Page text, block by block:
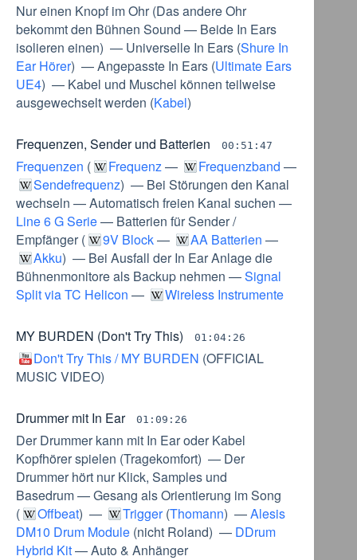
Nur einen Knopf im Ohr(Das andere Ohr
bekommt den Bühnen Sound — Beide In Ears
isolieren einen) — Universelle In Ears (Shure In
Ear Hörer) —Angepasste In Ears (Ultimate Ears
UE4) — Kabel und Muschel können teilweise
ausgewechselt werden (Kabel)
Frequenzen, Sender und Batterien 00:51:47
Frequenzen ( Frequenz — Frequenzband —
Sendefrequenz) — Bei Störungen den Kanal
wechseln —Automatisch freien Kanal suchen —
Line 6 G Serie— Batterien für Sender /
Empfänger( 9V Block— AA Batterien —
Akku) — Bei Ausfall der In Ear Anlage die
Bühnenmonitore als Backup nehmen —Signal
Split via TC Helicon — Wireless Instrumente
MY BURDEN (Don't Try This) 01:04:26
Don't Try This / MY BURDEN (OFFICIAL
MUSIC VIDEO)
Drummer mit In Ear 01:09:26
Der Drummer kann mit In Ear oder Kabel
Kopfhörer spielen (Tragekomfort) — Der
Drummer hört nur Klick, Samples und
Basedrum—Gesang als Orientierung im Song
(
Offbeat) — Trigger(Thomann) —Alesis
DM10 Drum Module (nicht Roland) — DDrum
Hybrid Kit—Auto & Anhänger